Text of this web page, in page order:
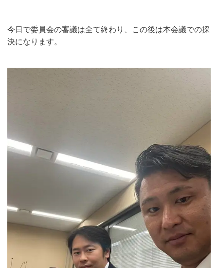
今日で委員会の審議は全て終わり、この後は本会議での採
決になります。